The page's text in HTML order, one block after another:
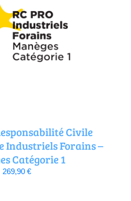
Civile
Industriels Forains –
Catégorie 1
269,90 €